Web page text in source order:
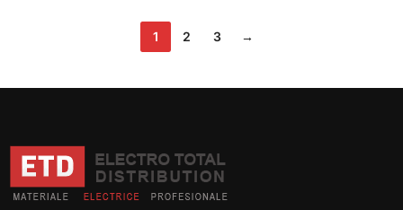
1 2 3 →